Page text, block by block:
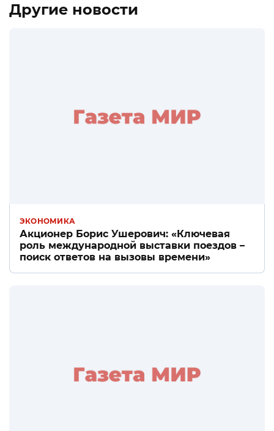
Другие новости
ЭКОНОМИКА
Акционер Борис Ушерович: «Ключевая
роль международной выставки поездов –
поиск ответов на вызовы времени»